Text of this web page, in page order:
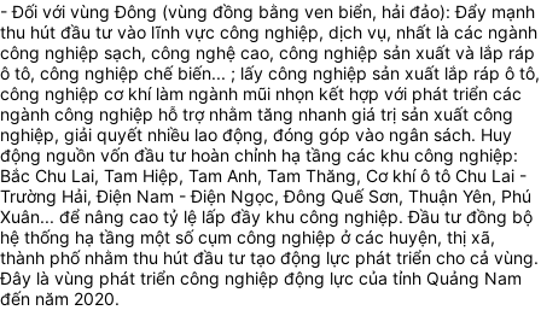
- Đối với vùng Đông (vùng đồng bằng ven biển, hải đảo): Đẩy mạnh
thu hút đầu tư vào lĩnh vực công nghiệp, dịch vụ, nhất là các ngành
công nghiệp sạch, công nghệ cao, công nghiệp sản xuất và lắp ráp
ô tô, công nghiệp chế biến... ; lấy công nghiệp sản xuất lắp ráp ô tô,
công nghiệp cơ khí làm ngành mũi nhọn kết hợp với phát triển các
ngành công nghiệp hỗ trợ nhằm tăng nhanh giá trị sản xuất công
nghiệp, giải quyết nhiều lao động, đóng góp vào ngân sách. Huy
động nguồn vốn đầu tư hoàn chỉnh hạ tầng các khu công nghiệp:
Bắc Chu Lai, Tam Hiệp, Tam Anh, Tam Thăng, Cơ khí ô tô Chu Lai -
Trường Hải, Điện Nam - Điện Ngọc, Đông Quế Sơn, Thuận Yên, Phú
Xuân... để nâng cao tỷ lệ lấp đầy khu công nghiệp. Đầu tư đồng bộ
hệ thống hạ tầng một số cụm công nghiệp ở các huyện, thị xã,
thành phố nhằm thu hút đầu tư tạo động lực phát triển cho cả vùng.
Đây là vùng phát triển công nghiệp động lực của tỉnh Quảng Nam
đến năm 2020.